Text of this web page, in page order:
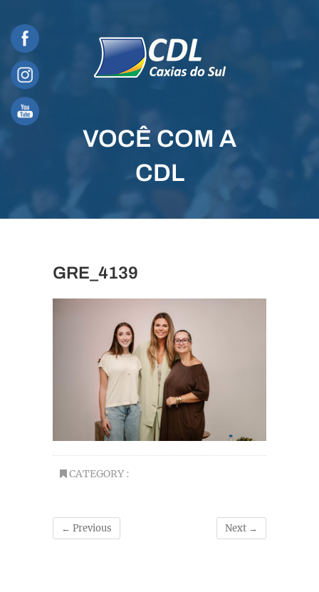
content
VOCÊ COM A
CDL
GRE_4139
CATEGORY :
← Previous Next →